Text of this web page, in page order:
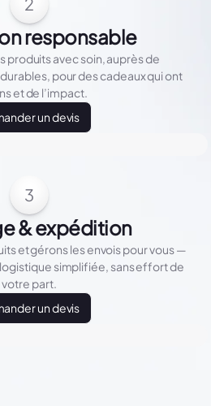
responsable
produits avec soin, auprès de
pour des cadeaux qui ont
et de l’impact.
un devis
3
& expédition
et gérons les envois pour vous —
simplifiée, sans effort de
votre part.
un devis